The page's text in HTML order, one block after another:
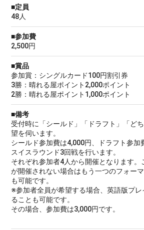
■定員
48人
■参加費
2,500円
■賞品
参加賞：シングルカード100円割引券
3勝：晴れる屋ポイント2,000ポイント
2勝：晴れる屋ポイント1,000ポイント
■備考
受付時に「シールド」「ドラフト」「ど
望を伺います。
シールド参加費は4,000円、ドラフト参加
スイスラウンド3回戦を行います。
それぞれ参加者4人から開催となります。
が開催されない場合はもう一つのフォー
も可能です。
※参加者全員が希望する場合、英語版プ
ることも可能です。
その場合、参加費は3,000円です。